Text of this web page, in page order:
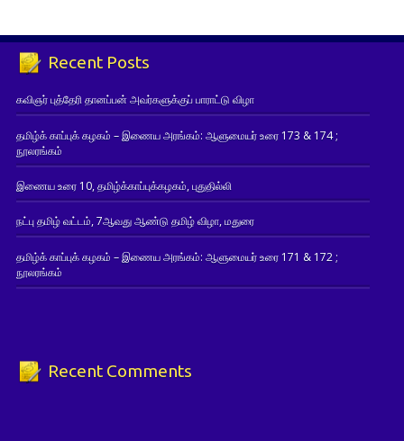
Recent Posts
கவிஞர் புத்தேரி தானப்பன் அவர்களுக்குப் பாராட்டு விழா
தமிழ்க் காப்புக் கழகம் – இணைய அரங்கம்: ஆளுமையர் உரை 173 & 174 ;
நூலரங்கம்
இணைய உரை 10, தமிழ்க்காப்புக்கழகம், புதுதில்லி
நட்பு தமிழ் வட்டம், 7ஆவது ஆண்டு தமிழ் விழா, மதுரை
தமிழ்க் காப்புக் கழகம் – இணைய அரங்கம்: ஆளுமையர் உரை 171 & 172 ;
நூலரங்கம்
Recent Comments